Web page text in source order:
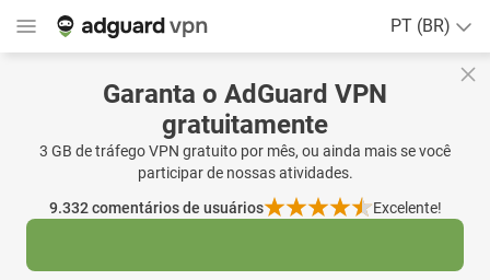
PT (BR)
Garanta o AdGuard VPN
gratuitamente
3 GB de tráfego VPN gratuito por mês, ou ainda mais se você
participar de nossas atividades.
9.332comentários de usuários Excelente!